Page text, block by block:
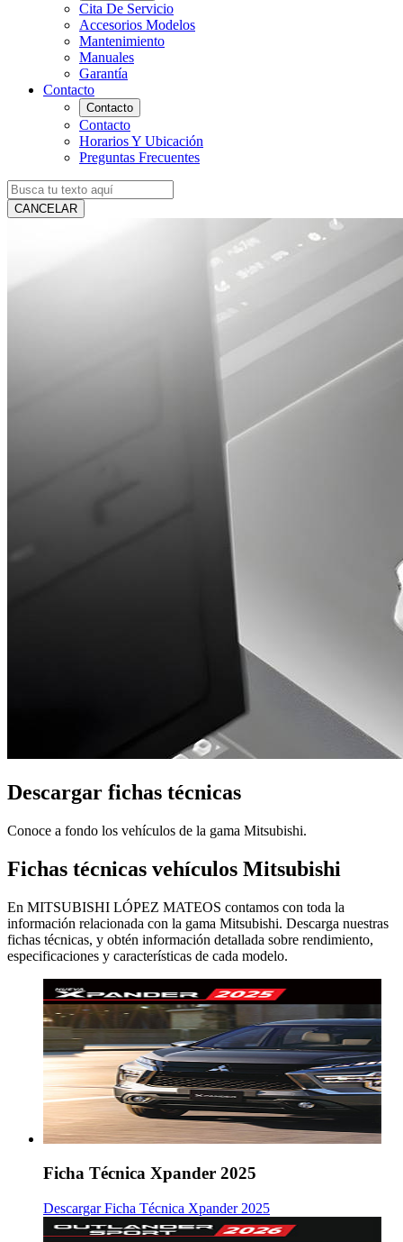
Cita De Servicio
Accesorios Modelos
Mantenimiento
Manuales
Garantía
Contacto
Contacto
Contacto
Horarios Y Ubicación
Preguntas Frecuentes
CANCELAR
Descargar fichas técnicas
Conoce a fondo los vehículos de la gama Mitsubishi.
Fichas técnicas vehículos Mitsubishi
En MITSUBISHI LÓPEZ MATEOS contamos con toda la
información relacionada con la gama Mitsubishi. Descarga nuestras
fichas técnicas, y obtén información detallada sobre rendimiento,
especificaciones y características de cada modelo.
Ficha Técnica Xpander 2025
Descargar Ficha Técnica Xpander 2025